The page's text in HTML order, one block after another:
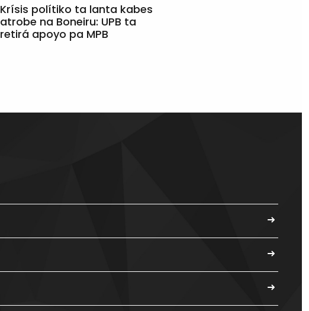
Krísis polítiko ta lanta kabes
atrobe na Boneiru: UPB ta
retirá apoyo pa MPB